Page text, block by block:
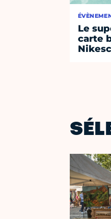
Le
carte